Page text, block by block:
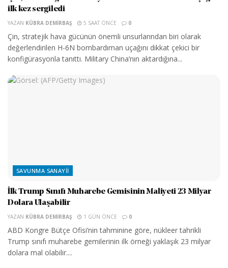
ilk kez sergiledi
YAZAN KÜBRA DEMIRBAŞ 5 SAAT ÖNCE 0
Çin, stratejik hava gücünün önemli unsurlarından biri olarak
değerlendirilen H-6N bombardıman uçağını dikkat çekici bir
konfigürasyonla tanıttı. Military China’nın aktardığına...
SAVUNMA SANAYII
İlk Trump Sınıfı Muharebe Gemisinin Maliyeti 23 Milyar
Dolara Ulaşabilir
YAZAN KÜBRA DEMIRBAŞ 1 GÜN ÖNCE 0
ABD Kongre Bütçe Ofisi’nin tahminine göre, nükleer tahrikli
Trump sınıfı muharebe gemilerinin ilk örneği yaklaşık 23 milyar
dolara mal olabilir....